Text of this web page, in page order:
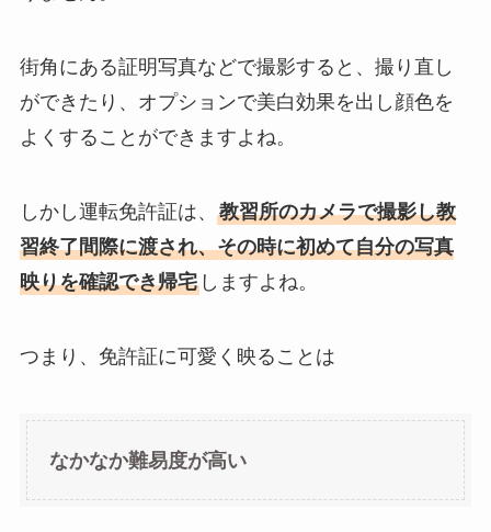
街角にある証明写真などで撮影すると、撮り直し
ができたり、オプションで美白効果を出し顔色を
よくすることができますよね。
しかし運転免許証は、 教習所のカメラで撮影し教
習終了間際に渡され、その時に初めて自分の写真
映りを確認でき帰宅しますよね。
つまり、免許証に可愛く映ることは
なかなか難易度が高い